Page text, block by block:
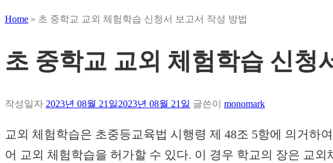
Home » 초 중학교 교외 체험학습 신청서 보고서 작성 방법
초 중학교 교외 체험학습 신청
작성일자 2023년 08월 21일2023년 08월 21일 글쓴이 monomark
교외 체험학습은 초중등교육법 시행령 제 48조 5항에 의거하
어 교외 체험학습을 허가할 수 있다. 이 경우 학교의 장은 교